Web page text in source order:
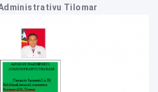
Tilomar